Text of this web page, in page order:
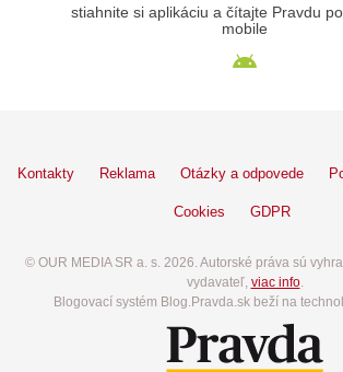
stiahnite si aplikáciu a čítajte Pravdu
mobile
Kontakty Reklama Otázky a odpovede
Cookies GDPR
© OUR MEDIA SR a. s. 2026. Autorské práva sú
vydavateľ, viac info.
Blogovací systém Blog.Pravda.sk beží na